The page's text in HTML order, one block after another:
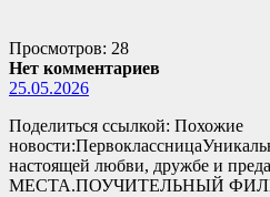
Просмотров: 28
Нет комментариев
25.05.2026
Поделиться ссылкой: Похожие
настоящей любви, дружбе и
МЕСТА.ПОУЧИТЕЛЬНЫЙ